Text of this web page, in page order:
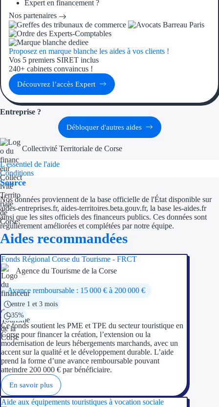
Aides Région
Aides Région
Aides Nationales
Recherche autonome
Accompagnement
Ressources
Nos partenaires
Contactez-nous
Expert en financement ?
Nos partenaires
Proposez en marque blanche les aides à vos clients !
Vos 5 premiers SIRET inclus
240+ cabinets convaincus !
Découvrez l’accès Expert
Entreprise ?
Débloquer d'autres aides
Collectivité Territoriale de Corse
L'essentiel de l'aide
Conditions
Source
Nos données proviennent de la base officielle de l'État disponible sur
aides-entreprises.fr, aides-territoires.beta.gouv.fr, la base les-aides.fr
ainsi que les sites officiels des financeurs publics. Ces données sont
régulièrement améliorées et complétées par notre équipe.
Aides recommandées
Fonds Régional Corse du Tourisme - FRCT
Agence du Tourisme de la Corse
Avance remboursable : 15 000 € à 200 000 €
entre 1 et 3 mois
35%
Ce fonds soutient les PME et TPE du secteur touristique en
Corse pour financer la création, l’extension ou la
modernisation de leurs hébergements marchands, avec un
accent sur la qualité et le développement durable. L’aide
prend la forme d’une avance remboursable pouvant
atteindre 200 000 € par bénéficiaire.
En savoir plus
Aide aux équipements touristiques à vocation sociale